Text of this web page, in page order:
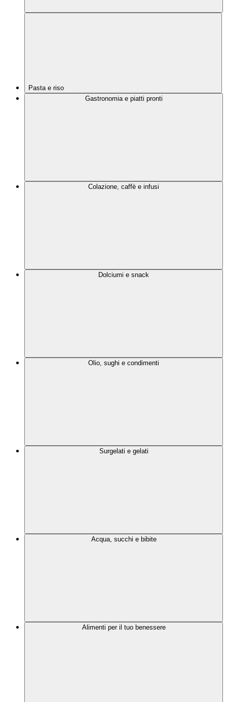
Pasta e riso
Gastronomia e piatti pronti
Colazione, caffè e infusi
Dolciumi e snack
Olio, sughi e condimenti
Surgelati e gelati
Acqua, succhi e bibite
Alimenti per il tuo benessere